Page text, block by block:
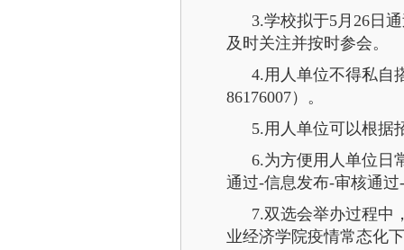
3.学校拟于5月26日
及时关注并按时参会。
4.用人单位不得私自
86176007）。
5.用人单位可以根据
6.为方便用人单位日
通过-信息发布-审核通过
7.双选会举办过程中
业经济学院疫情常态化